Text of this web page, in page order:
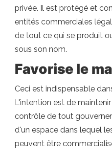
privée. Il est protégé et
entités commerciales
de tout ce qui se produit
sous son nom.
Favorise le
Ceci est indispensable
L'intention est de
contrôle de tout
d'un espace dans lequel
peuvent être